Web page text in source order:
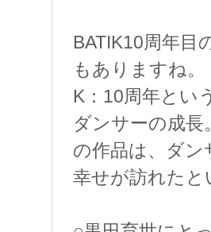
BATIK10周年目
もありますね。
K：10周年とい
ダンサーの成
の作品は、ダ
幸せが訪れた